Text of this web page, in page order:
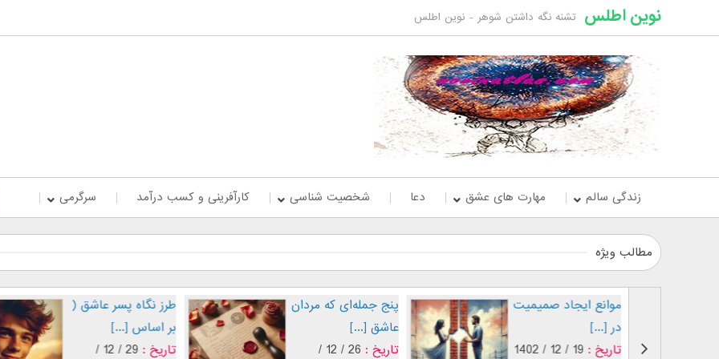
نوین اطلس تشنه نگه داشتن شوهر - نوین اطلس
زندگی سالم مهارت های عشق دعا شخصیت شناسی کارآفرینی و کسب درآمد سرگرمی
مطالب ویژه
طرز نگاه پسر عاشق (
بر اساس [...]
تاریخ :
29 / 12 /
پنج جمله‌ای که مردان
تاریخ :
26 / 12 /
موانع ایجاد صمیمیت
تاریخ :19 / 12 / 1402